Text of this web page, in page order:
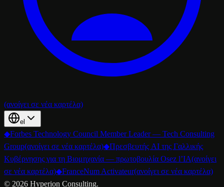
(ανοίγει σε νέα καρτέλα)
el
◆Forbes Technology Council Member Leader — Tech Consulting
Group(ανοίγει σε νέα καρτέλα)◆Πρεσβευτής AI της Γαλλικής
Κυβέρνησης για τη Βιομηχανία — πρωτοβουλία Osez l’IA(ανοίγει
σε νέα καρτέλα)◆FranceNum Activateur(ανοίγει σε νέα καρτέλα)
© 2026 Hyperion Consulting.